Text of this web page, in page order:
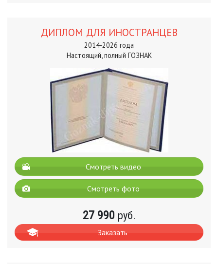
ДИПЛОМ ДЛЯ ИНОСТРАНЦЕВ
2014-2026 года
Настоящий, полный ГОЗНАК
Смотреть видео
Смотреть фото
27 990 руб.
Заказать